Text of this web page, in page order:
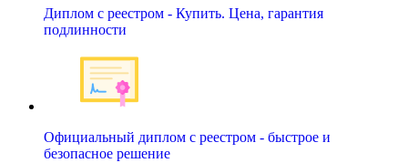
Диплом с реестром - Купить. Цена, гарантия
подлинности
Официальный диплом с реестром - быстрое и
безопасное решение